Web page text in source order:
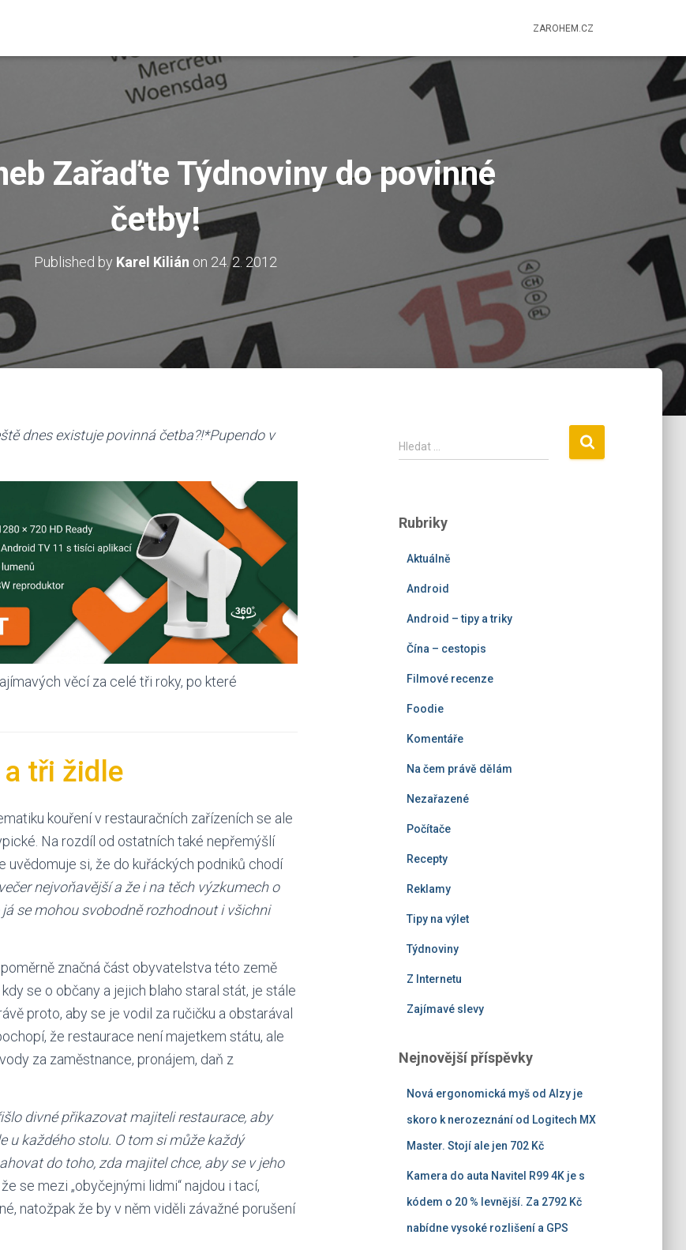
ZAROHEM.CZ
Zařaďte Týdnoviny do povinné
četby!
Published by Karel Kilián on 24. 2. 2012
dnes existuje povinná četba?!*Pupendo v
věcí za celé tři roky, po které
tři židle
kouření v restauračních zařízeních se ale
Na rozdíl od ostatních také nepřemýšlí
uvědomuje si, že do kuřáckých podniků chodí
nejvoňavější a že i na těch výzkumech o
se mohou svobodně rozhodnout i všichni
značná část obyvatelstva této země
se o občany a jejich blaho staral stát, je stále
proto, aby se je vodil za ručičku a obstarával
že restaurace není majetkem státu, ale
za zaměstnance, pronájem, daň z
divné přikazovat majiteli restaurace, aby
u každého stolu. O tom si může každý
do toho, zda majitel chce, aby se v jeho
se mezi „obyčejnými lidmi“ najdou i tací,
natožpak že by v něm viděli závažné porušení
V
y
d
Hledat …
Rubriky
Aktuálně
Android
Android – tipy a triky
Čína – cestopis
Filmové recenze
Foodie
Komentáře
Na čem právě dělám
Nezařazené
Počítače
Recepty
Reklamy
Tipy na výlet
Týdnoviny
Z Internetu
Zajímavé slevy
Nejnovější příspěvky
Nová ergonomická myš od Alzy je
skoro k nerozeznání od Logitech MX
Master. Stojí ale jen 702 Kč
Kamera do auta Navitel R99 4K je s
kódem o 20 % levnější. Za 2792 Kč
nabídne vysoké rozlišení a GPS